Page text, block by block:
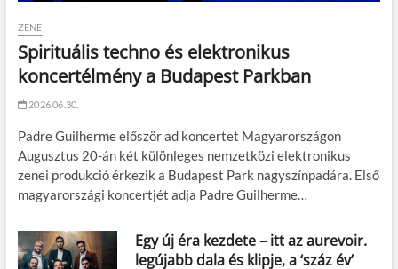
ZENE
Spirituális techno és elektronikus
koncertélmény a Budapest Parkban
2026.06.30.
Padre Guilherme először ad koncertet Magyarországon
Augusztus 20-án két különleges nemzetközi elektronikus
zenei produkció érkezik a Budapest Park nagyszínpadára. Első
magyarországi koncertjét adja Padre Guilherme…
Egy új éra kezdete – itt az aurevoir.
legújabb dala és klipje, a ‘száz év’